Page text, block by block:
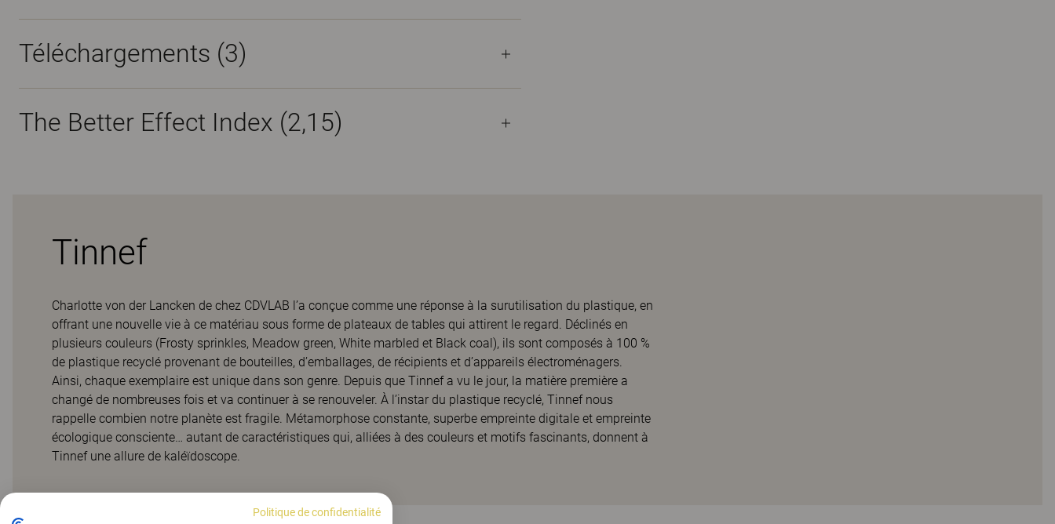
Téléchargements (3)
The Better Effect Index (2,15)
Tinnef
Charlotte von der Lancken de chez CDVLAB l’a conçue comme une réponse à la surutilisation du plastique, en
offrant une nouvelle vie à ce matériau sous forme de plateaux de tables qui attirent le regard. Déclinés en
plusieurs couleurs (Frosty sprinkles, Meadow green, White marbled et Black coal), ils sont composés à 100 %
de plastique recyclé provenant de bouteilles, d’emballages, de récipients et d’appareils électroménagers.
Ainsi, chaque exemplaire est unique dans son genre. Depuis que Tinnef a vu le jour, la matière première a
changé de nombreuses fois et va continuer à se renouveler. À l’instar du plastique recyclé, Tinnef nous
rappelle combien notre planète est fragile. Métamorphose constante, superbe empreinte digitale et empreinte
écologique consciente… autant de caractéristiques qui, alliées à des couleurs et motifs fascinants, donnent à
Tinnef une allure de kaléïdoscope.
Politique de confidentialité